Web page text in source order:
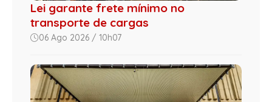
Lei garante frete mínimo no
transporte de cargas
06 Ago 2026 / 10h07